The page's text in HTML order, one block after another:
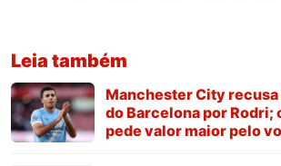
Leia também
Manchester City
do Barcelona por Rodri;
pede valor maior pelo